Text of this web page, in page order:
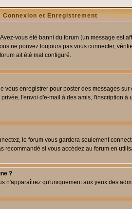
Connexion et Enregistrement
vous été banni du forum (un message est
ne pouvez toujours pas vous connecter,
ait été mal configuré.
enregistrer pour poster des messages
l'envoi d'e-mail à des amis, l'inscription
le forum vous gardera seulement
si vous accédez au forum en
?
n'apparaîtrez qu'uniquement aux yeux des